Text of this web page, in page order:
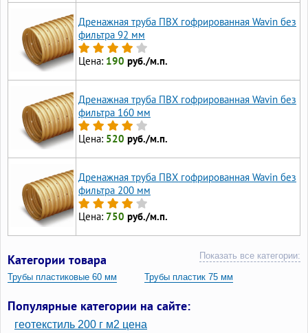
Дренажная труба ПВХ гофрированная Wavin без
фильтра 92 мм
Цена: 190 руб./м.п.
Дренажная труба ПВХ гофрированная Wavin без
фильтра 160 мм
Цена: 520 руб./м.п.
Дренажная труба ПВХ гофрированная Wavin без
фильтра 200 мм
Цена: 750 руб./м.п.
Категории товара Показать все категории:
Трубы пластиковые 60 мм
Трубы пластик 75 мм
Популярные категории на сайте:
геотекстиль 200 г м2 цена